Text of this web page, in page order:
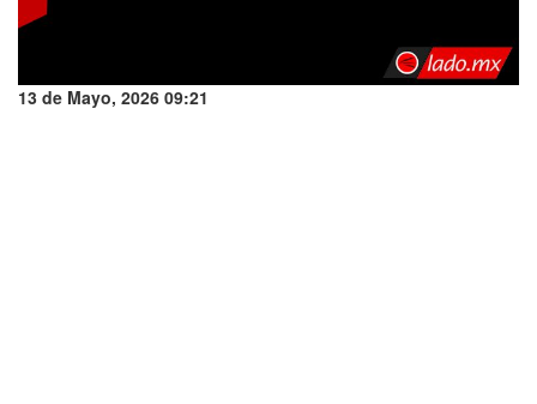
13 de Mayo, 2026 09:21